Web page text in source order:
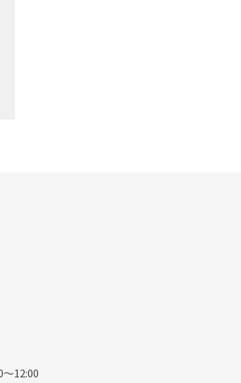
12:00